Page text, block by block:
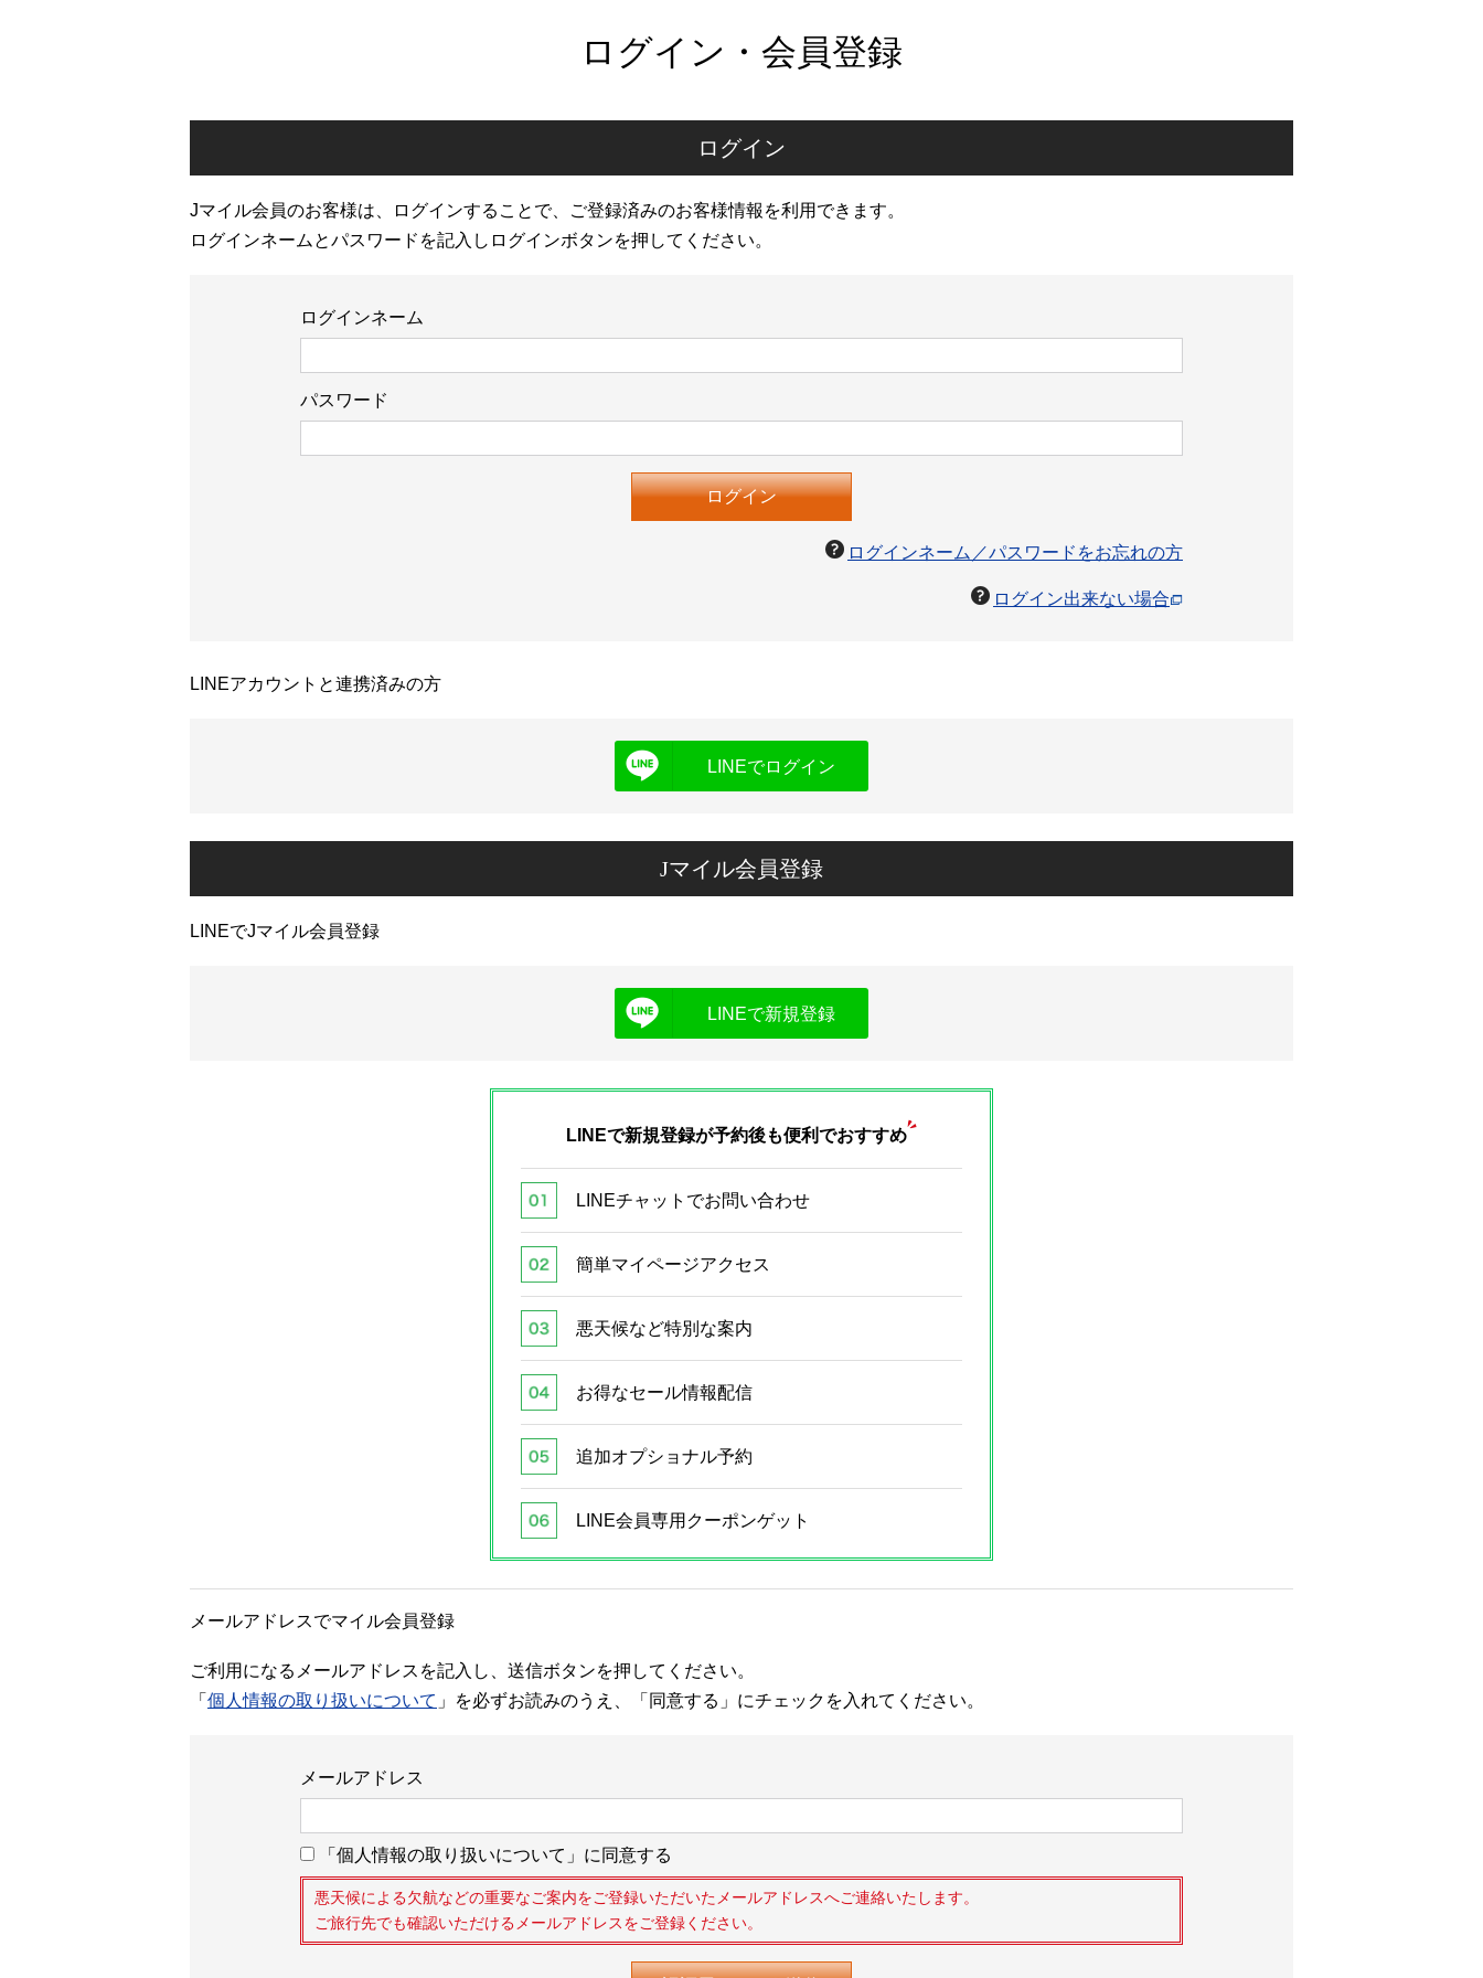
ログイン・会員登録
ログイン
Jマイル会員のお客様は、ログインすることで、ご登録済みのお客様情報を利用できます。
ログインネームとパスワードを記入しログインボタンを押してください。
ログインネーム
パスワード
ログインネーム／パスワードをお忘れの方
ログイン出来ない場合
LINEアカウントと連携済みの方
LINEでログイン
Jマイル会員登録
LINEでJマイル会員登録
LINEで新規登録
LINEで新規登録が予約後も便利でおすすめ
LINEチャットでお問い合わせ
簡単マイページアクセス
悪天候など特別な案内
お得なセール情報配信
追加オプショナル予約
LINE会員専用クーポンゲット
メールアドレスでマイル会員登録
ご利用になるメールアドレスを記入し、送信ボタンを押してください。
「 個人情報の取り扱いについて 」を必ずお読みのうえ、「同意する」にチェックを入れてください。
メールアドレス
「個人情報の取り扱いについて」に同意する
悪天候による欠航などの重要なご案内をご登録いただいたメールアドレスへご連絡いたします。
ご旅行先でも確認いただけるメールアドレスをご登録ください。